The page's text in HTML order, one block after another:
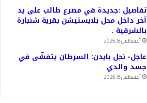
تفاصيل :جديدة في مصرع طالب على يد
آخر داخل محل بلايستيشن بقرية شنبارة
بالشرقية .
أغسطس 8, 2026
عاجل- نجل بايدن: السرطان يتفشّى في
جسد والدي
أغسطس 8, 2026